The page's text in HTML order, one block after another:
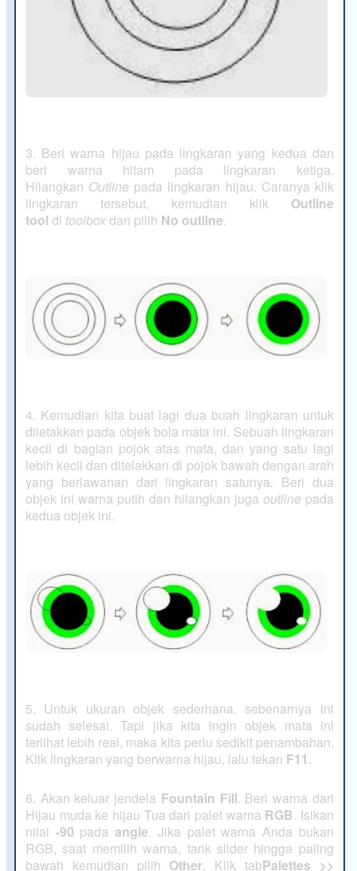
3. Beri warna hijau pada lingkaran yang kedua dan
beri warna hitam pada lingkaran ketiga.
Hilangkan Outline pada lingkaran hijau. Caranya klik
lingkaran tersebut, kemudian klik Outline
tool di toolboxdan pilih No outline.
4. Kemudian kita buat lagi dua buah lingkaran untuk
diletakkan pada objek bola mata ini. Sebuah lingkaran
kecil di bagian pojok atas mata, dan yang satu lagi
lebih kecil dan ditelakkan di pojok bawah dengan arah
yang berlawanan dari lingkaran satunya. Beri dua
objek ini warna putih dan hilangkan juga outline pada
kedua objek ini.
5. Untuk ukuran objek sederhana, sebenarnya ini
sudah selesai. Tapi jika kita ingin objek mata ini
terlihat lebih real, maka kita perlu sedikit penambahan.
Klik lingkaran yang berwarna hijau, lalu tekan F11.
6. Akan keluar jendela Fountain Fill. Beri warna dari
Hijau muda ke hijau Tua dari palet warna RGB. Isikan
nilai -90 padaangle. Jika palet warna Anda bukan
RGB, saat memilih warna, tarik slider hingga paling
bawah kemudian pilih Other, Klik tabPalettes >>